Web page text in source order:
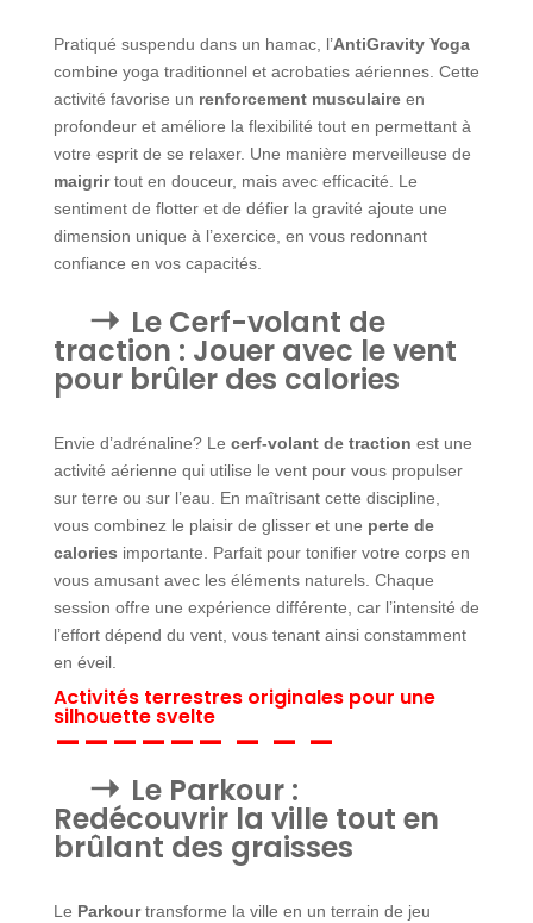
Pratiqué suspendu dans un hamac, l’AntiGravity Yoga
combine yoga traditionnel et acrobaties aériennes. Cette
activité favorise un renforcement musculaireen
profondeur et améliore la flexibilité tout en permettant à
votre esprit de se relaxer. Une manière merveilleuse de
maigrirtout en douceur, mais avec efficacité. Le
sentiment de flotter et de défier la gravité ajoute une
dimension unique à l’exercice, en vous redonnant
confiance en vos capacités.
Le Cerf-volant de
traction : Jouer avec le vent
pour brûler des calories
Envie d’adrénaline? Le cerf-volant de traction est une
activité aérienne qui utilise le vent pour vous propulser
sur terre ou sur l’eau. En maîtrisant cette discipline,
vous combinez le plaisir de glisser et une perte de
calories importante. Parfait pour tonifier votre corps en
vous amusant avec les éléments naturels. Chaque
session offre une expérience différente, car l’intensité de
l’effort dépend du vent, vous tenant ainsi constamment
en éveil.
Activités terrestres originales pour une
silhouette svelte
Le Parkour :
Redécouvrir la ville tout en
brûlant des graisses
Le Parkourtransforme la ville en un terrain de jeu